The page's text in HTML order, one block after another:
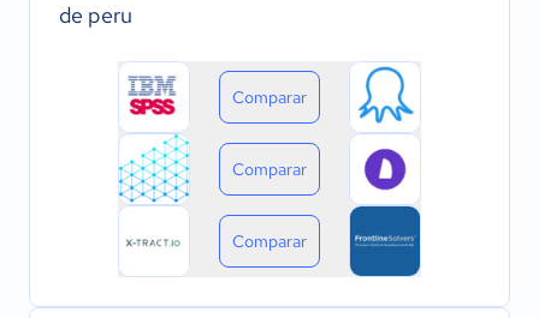
de peru
Comparar
Comparar
Comparar